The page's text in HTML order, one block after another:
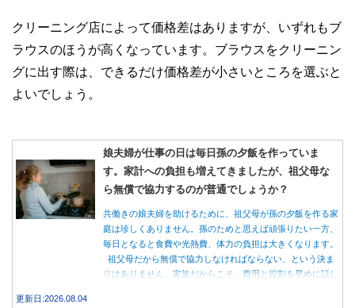
クリーニング店によって価格差はありますが、いずれもブ
ラウスのほうが高くなっています。ブラウスをクリーニン
グに出す際は、できるだけ価格差が小さいところを選ぶと
よいでしょう。
娘夫婦が仕事の日は毎日孫の夕飯を作っていま
す。家計への負担も増えてきましたが、祖父母な
ら無償で協力するのが普通でしょうか？
共働きの娘夫婦を助けるために、祖父母が孫の夕飯を作る家
庭は珍しくありません。孫のためと思えば頑張りたい一方、
毎日となると食費や光熱費、体力の負担は大きくなります。
祖父母だから無償で協力しなければならない、という決ま
りはありません。家族だからこそ、費用と役割を早めに話し
更新日:2026.08.04